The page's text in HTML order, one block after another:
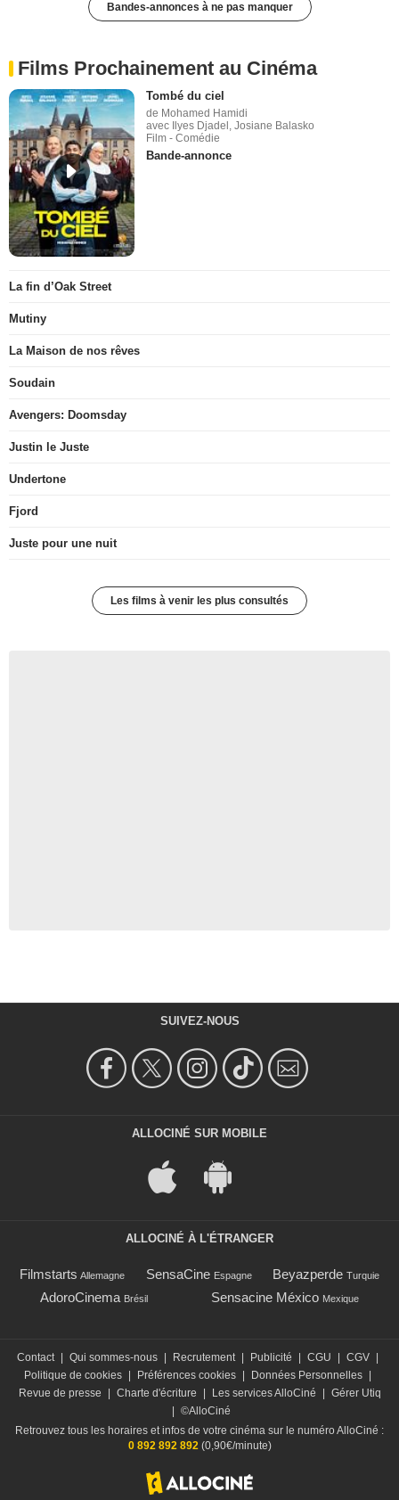
Bandes-annonces à ne pas manquer
Films Prochainement au Cinéma
Tombé du ciel
de Mohamed Hamidi
avec Ilyes Djadel, Josiane Balasko
Film - Comédie
Bande-annonce
La fin d’Oak Street
Mutiny
La Maison de nos rêves
Soudain
Avengers: Doomsday
Justin le Juste
Undertone
Fjord
Juste pour une nuit
Les films à venir les plus consultés
SUIVEZ-NOUS
ALLOCINÉ SUR MOBILE
ALLOCINÉ À L'ÉTRANGER
Filmstarts Allemagne SensaCine Espagne Beyazperde Turquie
AdoroCinema Brésil Sensacine México Mexique
Contact Qui sommes-nous Recrutement Publicité CGU CGV
Politique de cookies
Préférences cookies Données Personnelles
Revue de presse
Charte d'écriture Les services AlloCiné
Gérer Utiq
©AlloCiné
Retrouvez tous les horaires et infos de votre cinéma sur le numéro AlloCiné :
0 892 892 892(0,90€/minute)